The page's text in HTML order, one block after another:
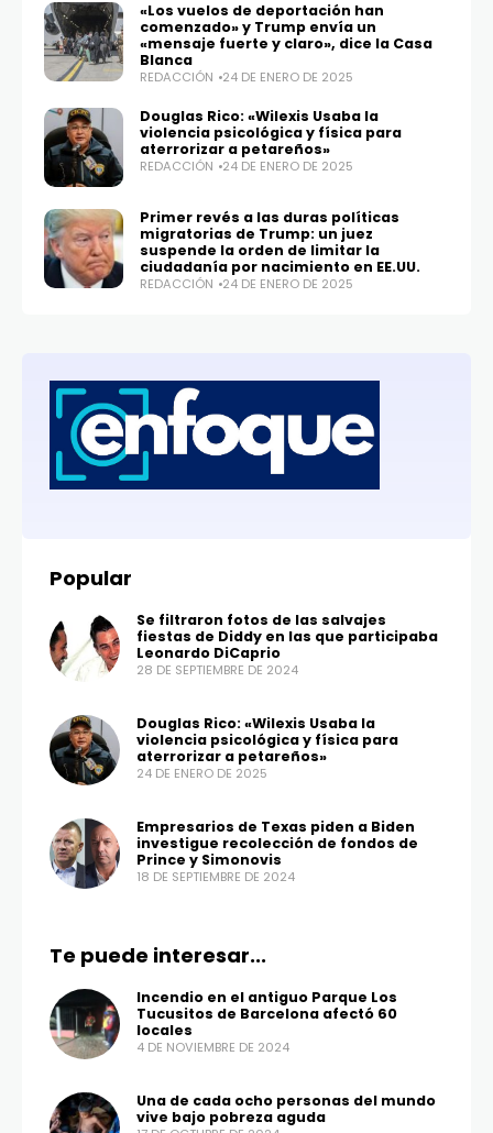
«Los vuelos de deportación han
comenzado» y Trump envía un
«mensaje fuerte y claro», dice la Casa
Blanca
REDACCIÓN 24 DE ENERO DE 2025
Douglas Rico: «Wilexis Usaba la
violencia psicológica y física para
aterrorizar a petareños»
REDACCIÓN 24 DE ENERO DE 2025
Primer revés a las duras políticas
migratorias de Trump: un juez
suspende la orden de limitar la
ciudadanía por nacimiento en EE.UU.
REDACCIÓN 24 DE ENERO DE 2025
Popular
Se filtraron fotos de las salvajes
fiestas de Diddy en las que participaba
Leonardo DiCaprio
28 DE SEPTIEMBRE DE 2024
Douglas Rico: «Wilexis Usaba la
violencia psicológica y física para
aterrorizar a petareños»
24 DE ENERO DE 2025
Empresarios de Texas piden a Biden
investigue recolección de fondos de
Prince y Simonovis
18 DE SEPTIEMBRE DE 2024
Te puede interesar...
Incendio en el antiguo Parque Los
Tucusitos de Barcelona afectó 60
locales
4 DE NOVIEMBRE DE 2024
Una de cada ocho personas del mundo
vive bajo pobreza aguda